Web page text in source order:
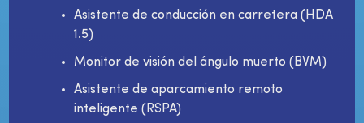
Asistente de conducción en carretera (HDA
1.5)
Monitor de visión del ángulo muerto (BVM)
Asistente de aparcamiento remoto
inteligente (RSPA)